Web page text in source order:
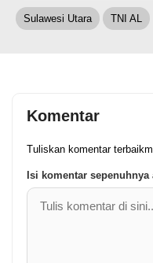
Sulawesi Utara TNI AL
Komentar
Tuliskan komentar
Isi komentar